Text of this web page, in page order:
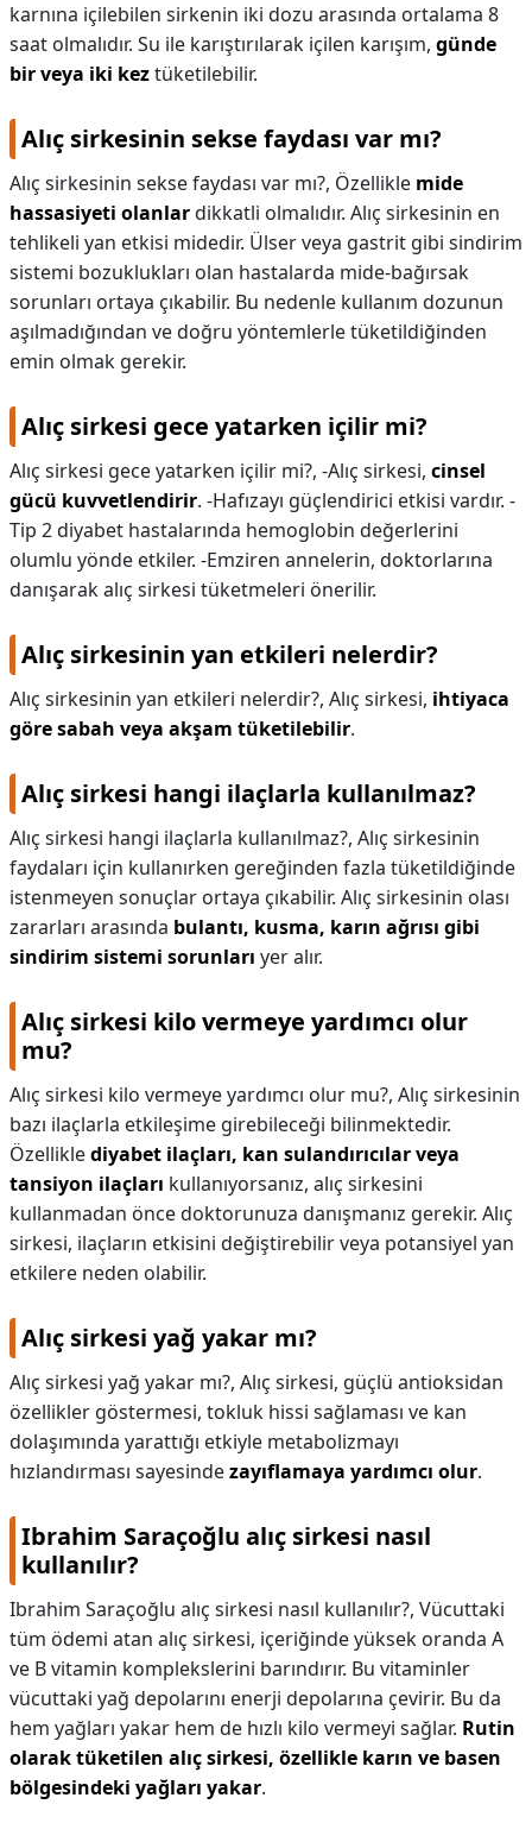
karnına içilebilen sirkenin iki dozu arasında ortalama 8
saat olmalıdır. Su ile karıştırılarak içilen karışım, günde
bir veya iki keztüketilebilir.
Alıç sirkesinin sekse faydası var mı?
Alıç sirkesinin sekse faydası var mı?, Özellikle mide
hassasiyeti olanlardikkatli olmalıdır. Alıç sirkesinin en
tehlikeli yan etkisi midedir. Ülser veya gastrit gibi sindirim
sistemi bozuklukları olan hastalarda mide-bağırsak
sorunları ortaya çıkabilir. Bu nedenle kullanım dozunun
aşılmadığından ve doğru yöntemlerle tüketildiğinden
emin olmak gerekir.
Alıç sirkesi gece yatarken içilir mi?
Alıç sirkesi gece yatarken içilir mi?, -Alıç sirkesi, cinsel
gücü kuvvetlendirir. -Hafızayı güçlendirici etkisi vardır. -
Tip 2 diyabet hastalarında hemoglobin değerlerini
olumlu yönde etkiler. -Emziren annelerin, doktorlarına
danışarak alıç sirkesi tüketmeleri önerilir.
Alıç sirkesinin yan etkileri nelerdir?
Alıç sirkesinin yan etkileri nelerdir?, Alıç sirkesi, ihtiyaca
göre sabah veya akşam tüketilebilir.
Alıç sirkesi hangi ilaçlarla kullanılmaz?
Alıç sirkesi hangi ilaçlarla kullanılmaz?, Alıç sirkesinin
faydaları için kullanırken gereğinden fazla tüketildiğinde
istenmeyen sonuçlar ortaya çıkabilir. Alıç sirkesinin olası
zararları arasında bulantı, kusma, karın ağrısı gibi
sindirim sistemi sorunları yer alır.
Alıç sirkesi kilo vermeye yardımcı olur
mu?
Alıç sirkesi kilo vermeye yardımcı olur mu?, Alıç sirkesinin
bazı ilaçlarla etkileşime girebileceği bilinmektedir.
Özelliklediyabet ilaçları, kan sulandırıcılar veya
tansiyon ilaçları kullanıyorsanız, alıç sirkesini
kullanmadan önce doktorunuza danışmanız gerekir. Alıç
sirkesi, ilaçların etkisini değiştirebilir veya potansiyel yan
etkilere neden olabilir.
Alıç sirkesi yağ yakar mı?
Alıç sirkesi yağ yakar mı?, Alıç sirkesi, güçlü antioksidan
özellikler göstermesi, tokluk hissi sağlaması ve kan
dolaşımında yarattığı etkiyle metabolizmayı
hızlandırması sayesindezayıflamaya yardımcı olur.
Ibrahim Saraçoğlu alıç sirkesi nasıl
kullanılır?
Ibrahim Saraçoğlu alıç sirkesi nasıl kullanılır?, Vücuttaki
tüm ödemi atan alıç sirkesi, içeriğinde yüksek oranda A
ve B vitamin komplekslerini barındırır. Bu vitaminler
vücuttaki yağ depolarını enerji depolarına çevirir. Bu da
hem yağları yakar hem de hızlı kilo vermeyi sağlar. Rutin
olarak tüketilen alıç sirkesi, özellikle karın ve basen
bölgesindeki yağları yakar.